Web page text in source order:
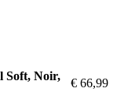
Soft, Noir,
€ 66,99